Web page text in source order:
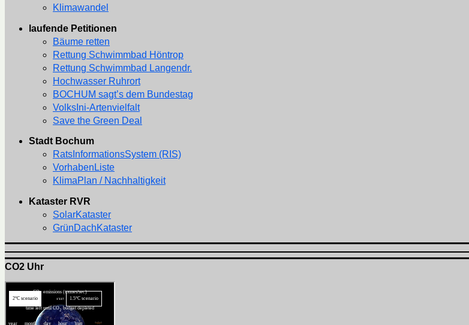
Klimawandel
laufende Petitionen
Bäume retten
Rettung Schwimmbad Höntrop
Rettung Schwimmbad Langendr.
Hochwasser Ruhrort
BOCHUM sagt’s dem Bundestag
VolksIni-Artenvielfalt
Save the Green Deal
Stadt Bochum
RatsInformationsSystem (RIS)
VorhabenListe
KlimaPlan / Nachhaltigkeit
Kataster RVR
SolarKataster
GrünDachKataster
CO2 Uhr